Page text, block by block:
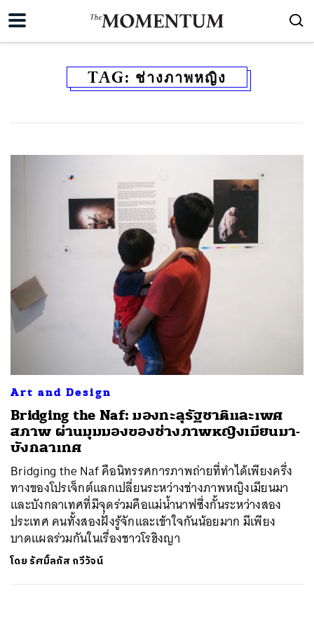
TAG: ช่างภาพหญิง
Art and Design
Bridging the Naf: มองทะลุรัฐชาติและเพศ
สภาพ ผ่านมุมมองของช่างภาพหญิงเมียนมา-
บังกลาเทศ
Bridging the Naf คือนิทรรศการภาพถ่ายที่ทำได้เพียงครึ่ง
ทางของโปรเจ็กต์แลกเปลี่ยนระหว่างช่างภาพหญิงเมียนมา
และบังกลาเทศที่มีจุดร่วมคือแม่น้ำนาฟซึ่งกั้นระหว่างสอง
ประเทศ คนทั้งสองฝั่งรู้จักและเข้าใจกันน้อยมาก มีเพียง
บาดแผลร่วมกันในเรื่องชาวโรฮิงญา
โดย รัศมิ์ลภัส กวีวัจน์
SHARE